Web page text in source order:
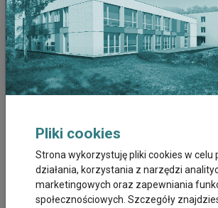
Lipiec 2023
Czerwiec 2023
Maj 2023
Marzec 2023
Luty 2023
Pliki cookies
Strona wykorzystuję pliki cookies w celu
działania, korzystania z narzędzi
marketingowych oraz zapewniania
społecznościowych. Szczegóły